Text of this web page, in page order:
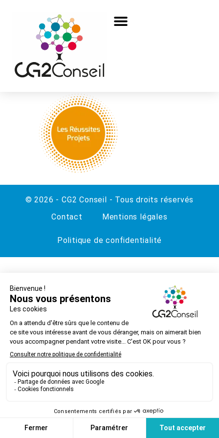
© 2026 - CG2 Conseil - Tous droits réservés
Contact
Mentions légales
Politique de confidentialité